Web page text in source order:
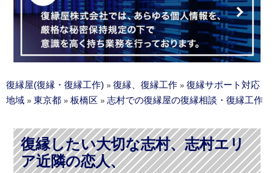
復縁屋(復縁・復縁工作) » 復縁、復縁工作 » 復縁サポート対応
地域 » 東京都 » 板橋区 » 志村での復縁屋の復縁相談・復縁工作
復縁したい大切な志村、志村エリ
ア近隣の恋人、